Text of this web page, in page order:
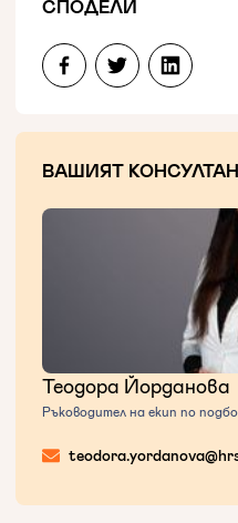
СПОДЕЛИ
ВАШИЯТ
Теодора Йорданова
Ръководител на екип по